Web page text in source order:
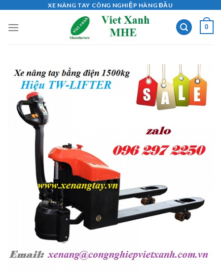
content
XE NÂNG TAY CÔNG NGHIỆP HÀNG ĐẦU
0